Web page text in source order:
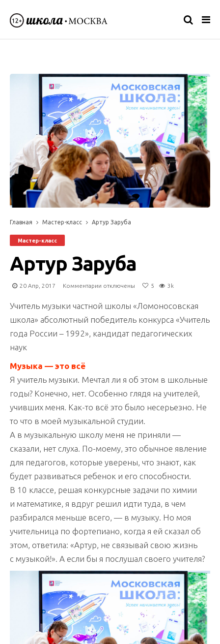
Главная Мастер-класс Артур Заруба
Мастер-класс
Артур Заруба
20 Апр, 2017 Комментарии к
Артур
отключены 5 3k
Учитель музыки частной школы «Ломоносовская
школа» абсолютный победитель конкурса «Учитель
года России – 1992», кандидат педагогических
наук
Музыка — это всё
Я учитель музыки. Мечтал ли я об этом в школьные
годы? Конечно, нет. Особенно глядя на учителей,
учивших меня. Как-то всё это было несерьезно. Не
то что в моей музыкальной студии.
А в музыкальную школу меня не приняли —
сказали, нет слуха. По-моему, это обычное явление
для педагогов, которые уверены, что знают, как
будет развиваться ребенок и его способности.
В 10 классе, решая конкурсные задачи по химии
и математике, я вдруг решил идти туда, в чем
разбирался меньше всего, — в музыку. Но моя
учительница по фортепиано, когда я ей сказал об
этом, ответила: «Артур, не связывай свою жизнь
с музыкой!». А если бы я послушал своего учителя?